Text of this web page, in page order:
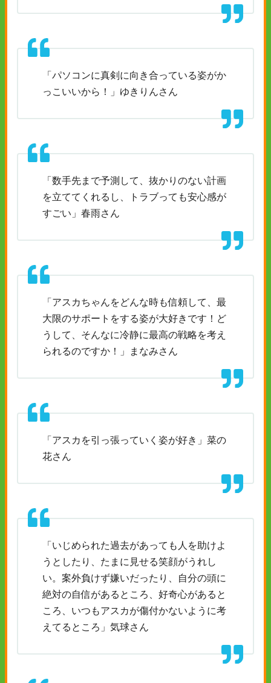
「パソコンに真剣に向き合っている姿がか
っこいいから！」ゆきりんさん
「数手先まで予測して、抜かりのない計画
を立ててくれるし、トラブっても安心感が
すごい」春雨さん
「アスカちゃんをどんな時も信頼して、最
大限のサポートをする姿が大好きです！ど
うして、そんなに冷静に最高の戦略を考え
られるのですか！」まなみさん
「アスカを引っ張っていく姿が好き」菜の
花さん
「いじめられた過去があっても人を助けよ
うとしたり、たまに見せる笑顔がうれし
い。案外負けず嫌いだったり、自分の頭に
絶対の自信があるところ、好奇心があると
ころ、いつもアスカが傷付かないように考
えてるところ」気球さん